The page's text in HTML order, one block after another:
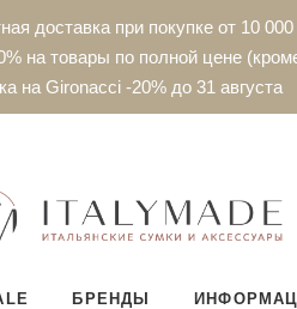
доставка при покупке от 10 000
на товары по полной цене
на Gironacci -20% до 31 августа
БРЕНДЫ